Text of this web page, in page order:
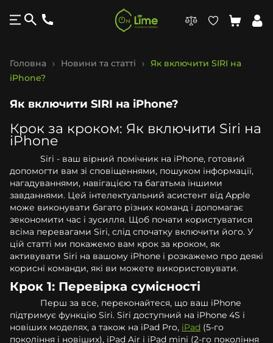
Головна Новини та статті
Як включити SIRI на
iPhone?
Як включити SIRI на iPhone?
Крок за кроком: Як включити Siri на
iPhone
Siri - ваш вірний помічник на iPhone, готовий
допомогти вам зі сповіщеннями, пошуком інформації,
нагадуваннями, навігацією та багатьма іншими
завданнями. Цей інтелектуальний асистент від Apple
може виконувати багато різних команд і допомагає
зекономити час і зусилля. Щоб почати користуватися
всіма перевагами Siri, слід спочатку включити його. У
цій статті ми покажемо вам крок за кроком, як
активувати Siri на вашому iPhone і розкажемо про деякі
корисні команди, які ви можете використовувати.
Крок 1: Перевірка сумісності
Перш за все, переконайтеся, що ваш iPhone
підтримує функцію Siri. Siri доступний на iPhone 4S і
новіших моделях, а також на iPad Pro, iPad (5-го
покоління і новіших), iPad Air і iPad mini (2-го покоління